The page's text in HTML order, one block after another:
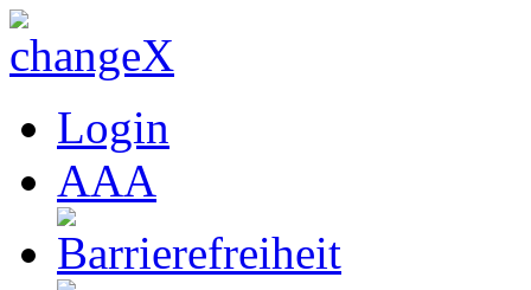
Login
AAA